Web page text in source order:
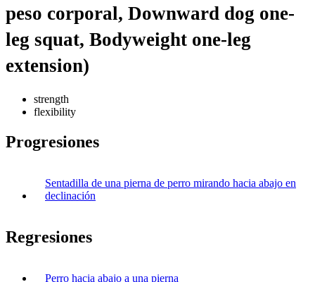
peso corporal, Downward dog one-
leg squat, Bodyweight one-leg
extension)
strength
flexibility
Progresiones
Sentadilla de una pierna de perro mirando hacia abajo en
declinación
Regresiones
Perro hacia abajo a una pierna